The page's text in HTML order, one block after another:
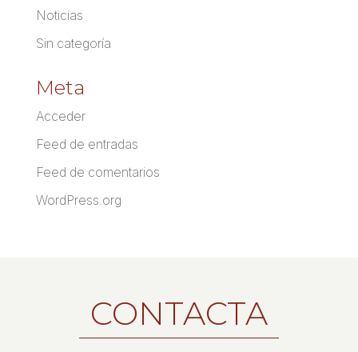
Noticias
Sin categoría
Meta
Acceder
Feed de entradas
Feed de comentarios
WordPress.org
CONTACTA